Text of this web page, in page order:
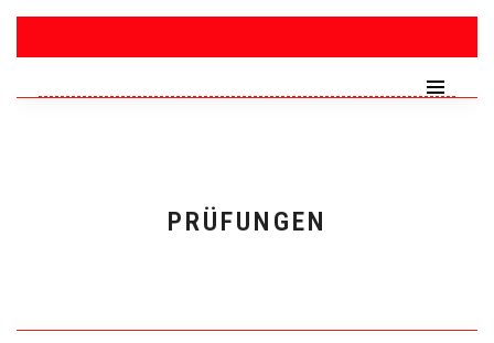
PRÜFUNGEN